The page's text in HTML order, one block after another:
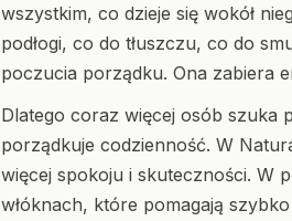
wszystkim, co dzieje się wokół
podłogi, co do tłuszczu, co do
poczucia porządku. Ona zabiera
Dlatego coraz więcej osób szuka
porządkuje codzienność. W
więcej spokoju i skuteczności. W
włóknach, które pomagają